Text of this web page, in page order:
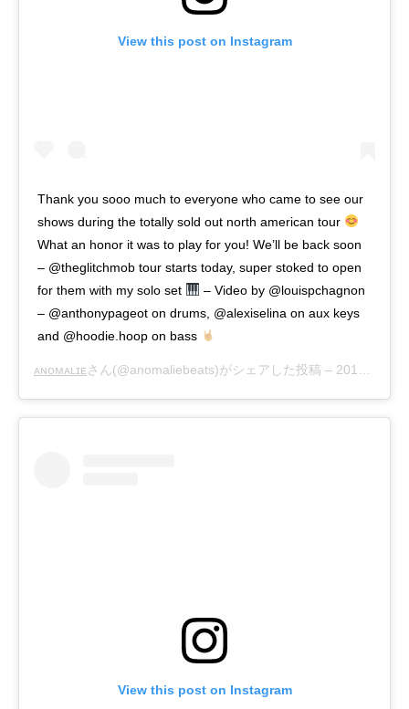
View this post on Instagram
Thank you sooo much to everyone who came to see our
shows during the totally sold out north american tour
What an honor it was to play for you! We’ll be back soon
– @theglitchmob tour starts today, super stoked to open
for them with my solo set
– Video by @louispchagnon
– @anthonypageot on drums, @alexiselina on aux keys
and @hoodie.hoop on bass
ᴀɴᴏᴍᴀʟɪᴇさん(@anomaliebeats)がシェアした投稿 – 2018年 5月月11日午前10時54分PDT
View this post on Instagram